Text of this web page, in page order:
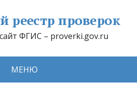
реестр проверок
ФГИС – proverki.gov.ru
МЕНЮ